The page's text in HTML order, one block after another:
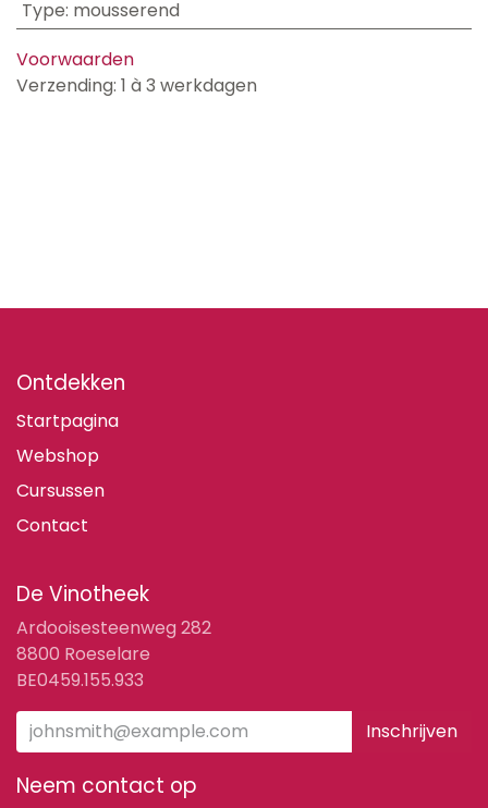
Type: mousserend
Voorwaarden
Verzending: 1 à 3 werkdagen
Ontdekken
Startpagina
Webshop
Cursussen
Contact
De Vinotheek
Ardooisesteenweg 282
8800 Roeselare
BE0459.155.933
Inschrijven
Neem contact op